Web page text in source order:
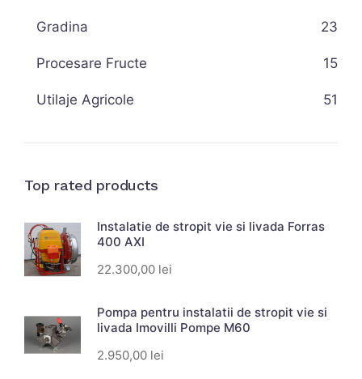
Gradina 23
Procesare Fructe 15
Utilaje Agricole 51
Top rated products
Instalatie de stropit vie si livada Forras
400 AXI
22.300,00 lei
Pompa pentru instalatii de stropit vie si
livada Imovilli Pompe M60
2.950,00 lei